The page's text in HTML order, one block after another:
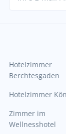
Hotelzimmer
Berchtesgaden
Hotelzimmer
Zimmer im
Wellnesshotel